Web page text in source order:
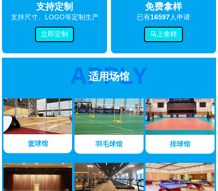
支持定制
支持尺寸、LOGO等定制生产
立即定制
免费拿样
已有16597人申请
马上拿样
APPLY
适用场馆
篮球馆 羽毛球馆 排球馆